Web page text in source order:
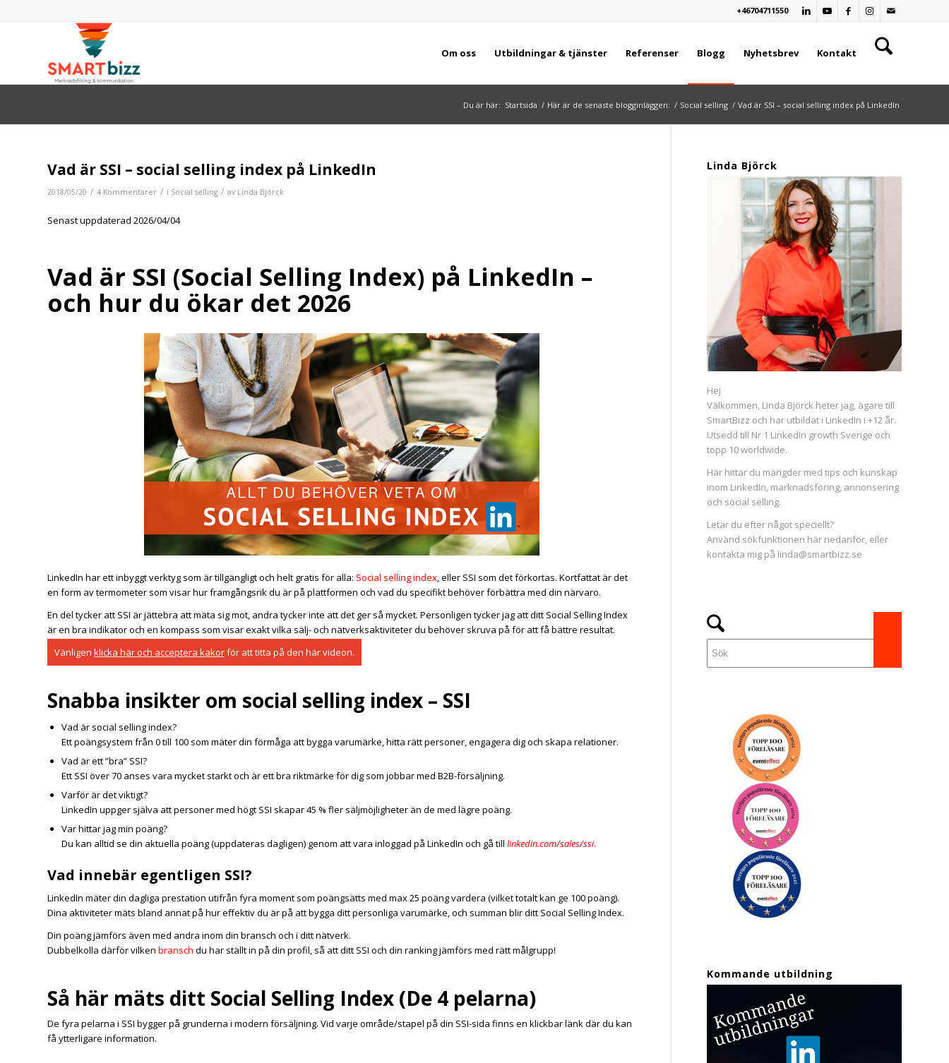
+46704711550
Om oss Utbildningar & tjänster Referenser Blogg Nyhetsbrev Kontakt
Du är här: Startsida / Här är de senaste blogginläggen: / Social selling / Vad är SSI – social selling index på LinkedIn
Vad är SSI – social selling index på LinkedIn
2018/05/20 / 4 Kommentarer / i Social selling / av Linda Björck
Senast uppdaterad 2026/04/04
Vad är SSI (Social Selling Index) på LinkedIn –
och hur du ökar det 2026
LinkedIn har ett inbyggt verktyg som är tillgängligt och helt gratis för alla: Social selling index, eller SSI som det förkortas. Kortfattat är det
en form av termometer som visar hur framgångsrik du är på plattformen och vad du specifikt behöver förbättra med din närvaro.
En del tycker att SSI är jättebra att mäta sig mot, andra tycker inte att det ger så mycket. Personligen tycker jag att ditt Social Selling Index
är en bra indikator och en kompass som visar exakt vilka sälj- och nätverksaktiviteter du behöver skruva på för att få bättre resultat.
Vänligen klicka här och acceptera kakorför att titta på den här videon.
Snabba insikter om social selling index – SSI
Vad är social selling index?
Ett poängsystem från 0 till 100 som mäter din förmåga att bygga varumärke, hitta rätt personer, engagera dig och skapa relationer.
Vad är ett ”bra” SSI?
Ett SSI över 70 anses vara mycket starkt och är ett bra riktmärke för dig som jobbar med B2B-försäljning.
Varför är det viktigt?
LinkedIn uppger själva att personer med högt SSI skapar 45 % fler säljmöjligheter än de med lägre poäng.
Var hittar jag min poäng?
Du kan alltid se din aktuella poäng (uppdateras dagligen) genom att vara inloggad på LinkedIn och gå till linkedin.com/sales/ssi.
Vad innebär egentligen SSI?
LinkedIn mäter din dagliga prestation utifrån fyra moment som poängsätts med max 25 poäng vardera (vilket totalt kan ge 100 poäng).
Dina aktiviteter mäts bland annat på hur effektiv du är på att bygga ditt personliga varumärke, och summan blir ditt Social Selling Index.
Din poäng jämförs även med andra inom din bransch och i ditt nätverk.
Dubbelkolla därför vilken bransch du har ställt in på din profil, så att ditt SSI och din ranking jämförs med rätt målgrupp!
Så här mäts ditt Social Selling Index (De 4 pelarna)
De fyra pelarna i SSI bygger på grunderna i modern försäljning. Vid varje område/stapel på din SSI-sida finns en klickbar länk där du kan
få ytterligare information.
Linda Björck
Hej
Välkommen, Linda Björck heter jag, ägare till
SmartBizz och har utbildat i LinkedIn i +12 år.
Utsedd till Nr 1 LinkedIn growth Sverige och
topp 10 worldwide.
Här hittar du mängder med tips och kunskap
inom LinkedIn, marknadsföring, annonsering
och social selling.
Letar du efter något speciellt?
Använd sökfunktionen här nedanför, eller
kontakta mig på linda@smartbizz.se
Kommande utbildning